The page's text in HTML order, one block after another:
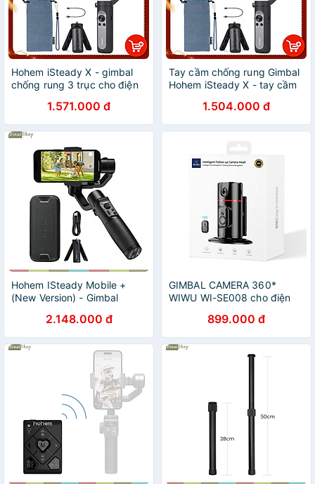
Hohem iSteady X - gimbal
chống rung 3 trục cho điện
Hàng chính hãng
1.571.000 đ
Tay cầm chống rung Gimbal
Hohem iSteady X - tay cầm
thoại nhẹ nhất thế giới -
Hàng chính hãng
1.504.000 đ
Hohem ISteady Mobile +
(New Version) - Gimbal
Thoại, Nhận Diện Khuôn
Mặt, Theo Dõi Chuyển Động,
Hoạt Động 13 Giờ
2.148.000 đ
GIMBAL CAMERA 360*
WIWU WI-SE008 cho điện
có thể điều chỉnh góc chiếu
của ống kính camera - Hàng
chính hãng
899.000 đ